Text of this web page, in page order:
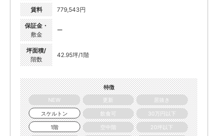
賃料 779,543円
保証金・
敷金
ー
坪面積/
階数
42.95坪/1階
特徴
NEW
更新
居抜き
スケルトン
飲食可
30万円以下
1階
空中階
20坪以下